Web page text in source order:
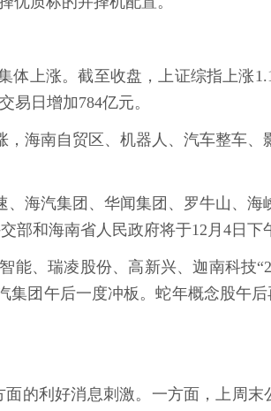
上涨。截至收盘，上证综指上涨
易日增加784亿元。
海南自贸区、机器人、汽车整车
海汽集团、华闻集团、罗牛山、
部和海南省人民政府将于12月4日下
能、瑞凌股份、高新兴、迦南科技
团午后一度冲板。蛇年概念股午
的利好消息刺激。一方面，上周